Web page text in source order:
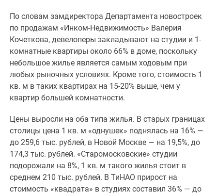
комнатные
комнатные
комнатные
Квартиры
Ипотечный
калькулятор
Семейная
ипотека
Военная
ипотека
Банки
По словам замдиректора Департамента новостроек
по продажам «Инком-Недвижимость» Валерия
Кочеткова, девелоперы закладывают на студии и 1-
комнатные квартиры около 66% в доме, поскольку
небольшое жилье является самым ходовым при
любых рыночных условиях. Кроме того, стоимость 1
кв. м в таких квартирах на 15-20% выше, чем у
квартир большей комнатности.
Цены выросли на оба типа жилья. В старых границах
столицы цена 1 кв. м «однушек» поднялась на 16% —
до 259,6 тыс. рублей, в Новой Москве — на 19,5%, до
174,3 тыс. рублей. «Старомосковские» студии
подорожали на 8%, 1 кв. м такого жилья стоит в
среднем 210 тыс. рублей. В ТиНАО прирост на
стоимость «квадрата» в студиях составил 36% — до